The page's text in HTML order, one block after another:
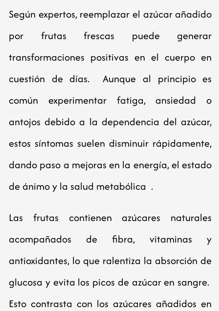
Según expertos, reemplazar el azúcar añadido
por frutas frescas puede generar
transformaciones positivas en el cuerpo en
cuestión de días. Aunque al principio es
común experimentar fatiga, ansiedad o
antojos debido a la dependencia del azúcar,
estos síntomas suelen disminuir rápidamente,
dando paso a mejoras en la energía, el estado
de ánimo y la salud metabólica .
Las frutas contienen azúcares naturales
acompañados de fibra, vitaminas y
antioxidantes, lo que ralentiza la absorción de
glucosa y evita los picos de azúcar en sangre.
Esto contrasta con los azúcares añadidos en